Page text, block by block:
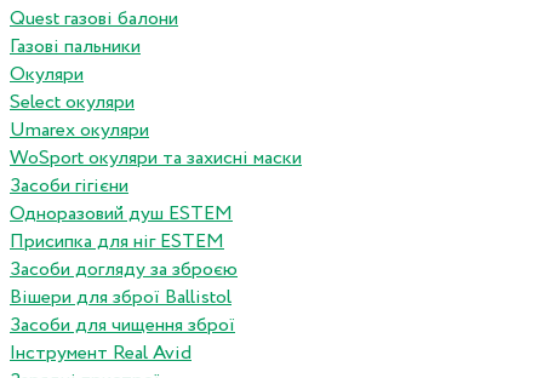
Quest газові балони
Газові пальники
Окуляри
Select окуляри
Umarex окуляри
WoSport окуляри та захисні маски
Засоби гігієни
Одноразовий душ ESTEM
Присипка для ніг ESTEM
Засоби догляду за зброєю
Вішери для зброї Ballistol
Засоби для чищення зброї
Інструмент Real Avid